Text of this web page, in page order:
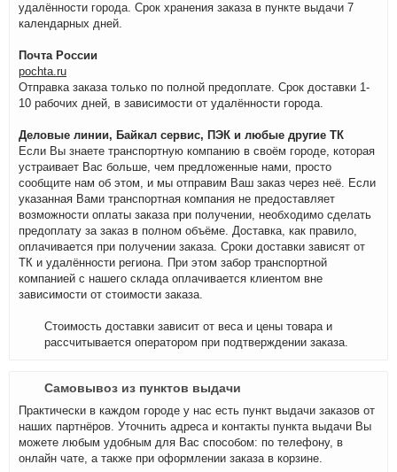
удалённости города. Срок хранения заказа в пункте выдачи 7
календарных дней.
Почта России
pochta.ru
Отправка заказа только по полной предоплате. Срок доставки 1-
10 рабочих дней, в зависимости от удалённости города.
Деловые линии, Байкал сервис, ПЭК и любые другие ТК
Если Вы знаете транспортную компанию в своём городе, которая
устраивает Вас больше, чем предложенные нами, просто
сообщите нам об этом, и мы отправим Ваш заказ через неё. Если
указанная Вами транспортная компания не предоставляет
возможности оплаты заказа при получении, необходимо сделать
предоплату за заказ в полном объёме. Доставка, как правило,
оплачивается при получении заказа. Сроки доставки зависят от
ТК и удалённости региона. При этом забор транспортной
компанией с нашего склада оплачивается клиентом вне
зависимости от стоимости заказа.
Стоимость доставки зависит от веса и цены товара и
рассчитывается оператором при подтверждении заказа.
Самовывоз из пунктов выдачи
Практически в каждом городе у нас есть пункт выдачи заказов от
наших партнёров. Уточнить адреса и контакты пункта выдачи Вы
можете любым удобным для Вас способом: по телефону, в
онлайн чате, а также при оформлении заказа в корзине.